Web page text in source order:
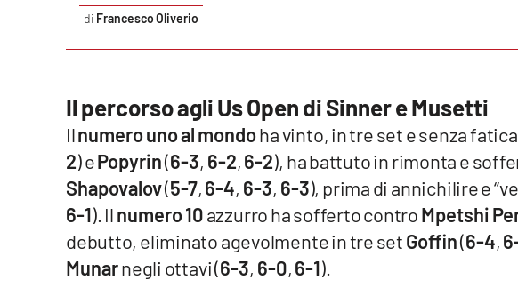
Lamezia Terme
Buona Sanità Calabria
Calabriavisione
Destinazioni
Francesco Oliverio
Il percorso agli Us Open di Sinner e Musetti
Ilnumero uno al mondoha vinto, in tre set e senza
2) ePopyrin(6-3, 6-2,6-2), ha battuto in rimonta e
Shapovalov(5-7,6-4, 6-3, 6-3), prima di annichilire e
6-1). Ilnumero 10azzurro ha sofferto controMpetshi
debutto, eliminato agevolmente in tre setGoffin(6-4,
Munarnegli ottavi (6-3, 6-0,6-1).